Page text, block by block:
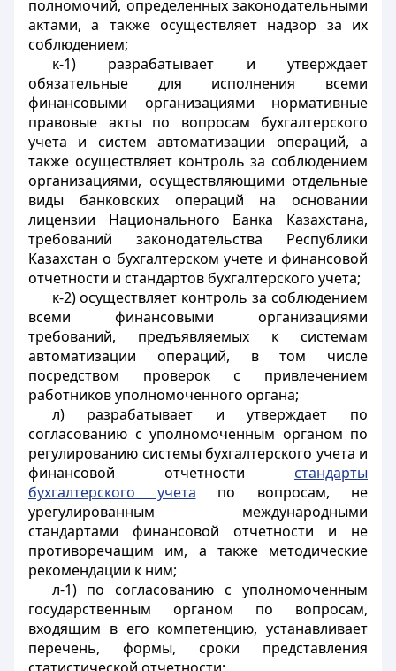
полномочий, определенных законодательными
актами, а также осуществляет надзор за их
соблюдением;
к-1) разрабатывает и утверждает
обязательные для исполнения всеми
финансовыми организациями нормативные
правовые акты по вопросам бухгалтерского
учета и систем автоматизации операций, а
также осуществляет контроль за соблюдением
организациями, осуществляющими отдельные
виды банковских операций на основании
лицензии Национального Банка Казахстана,
требований законодательства Республики
Казахстан о бухгалтерском учете и финансовой
отчетности и стандартов бухгалтерского учета;
к-2) осуществляет контроль за соблюдением
всеми финансовыми организациями
требований, предъявляемых к системам
автоматизации операций, в том числе
посредством проверок с привлечением
работников уполномоченного органа;
л) разрабатывает и утверждает по
согласованию с уполномоченным органом по
регулированию системы бухгалтерского учета и
финансовой отчетности стандарты
бухгалтерского учета по вопросам, не
урегулированным международными
стандартами финансовой отчетности и не
противоречащим им, а также методические
рекомендации к ним;
л-1) по согласованию с уполномоченным
государственным органом по вопросам,
входящим в его компетенцию, устанавливает
перечень, формы, сроки представления